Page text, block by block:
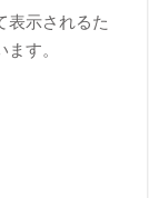
表示されるた
す。